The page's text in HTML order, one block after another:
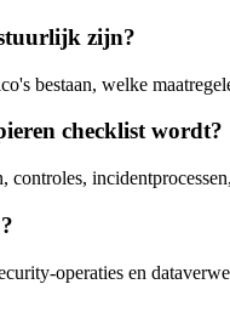
zijn?
bestaan, welke
checklist wordt?
controles,
operaties en